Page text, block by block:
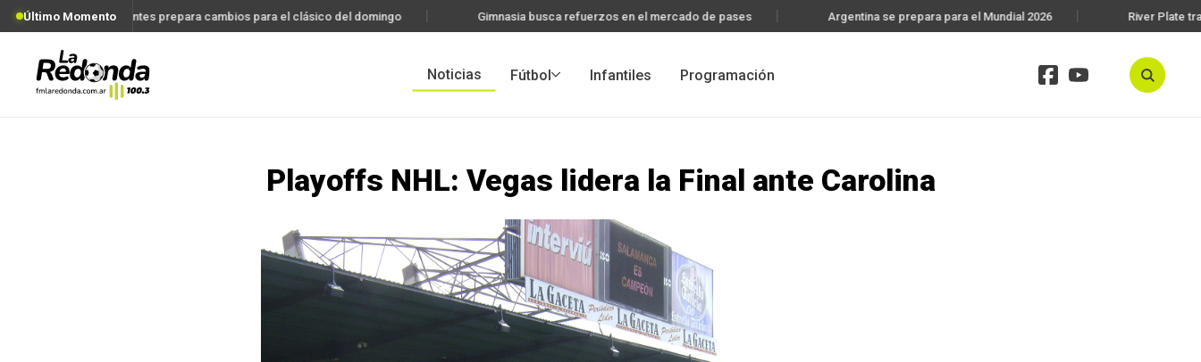
Último MomentoEstudiantes prepara cambios para el clásico del domingo Gimnasia busca refuerzos en el mercado de pases Argentina se prepara para el Mundial 2026 River Plate
Noticias Fútbol Infantiles Programación
Playoffs NHL: Vegas lidera la Final ante Carolina